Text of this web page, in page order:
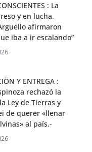
: La
y en lucha.
afirmaron
iba a ir escalando”
Y ENTREGA :
rechazó la
Ley de Tierras y
de querer «llenar
al país.-